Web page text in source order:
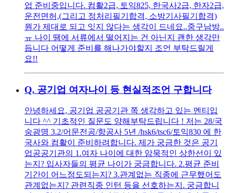
업 준비중입니다. 컴활2급, 토익825, 한국사2급, 한자2급,
운전면허,(그리고 정처리필기합격, 소방기사필기합격)
뭔가 제대로 되고 잇지 않다는 생각이 드네요..중구남방..
ㅠ 나이 땜에 서류에서 떨어지는 건 아닌지 괜한 생각만
듭니다 어떻게 준비를 해나가야할지 조언 부탁드릴게
요!!
Q. 공기업 여자나이 등 현실적조언 구합니다
안녕하세요, 공기업 공공기관 쪽 생각하고 있는 멘티입
니다 ^^ 기초적인 질문도 양해부탁드립니다 ! 저는 28/국
숭광명 3.2/어문전공/항공사 5년 /hsk6/tsc6/토익830 에 한
국사와 컴활이 준비하려합니다. 제가 궁금한 것은 공기
업공공기관의 1.여자 나이에 대한 암묵적인 상한선이 있
는지? 입사자들의 평균 나이가 궁금합니다. 2.평균 준비
기간이 어느정도되는지? 3.관계없는 직종에 근무했어도
관계없는지? 관련직종 인턴 등을 선호하는지. 궁금합니